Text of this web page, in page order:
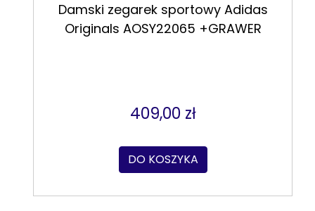
Damski zegarek sportowy Adidas
Originals AOSY22065 +GRAWER
409,00 zł
DO KOSZYKA